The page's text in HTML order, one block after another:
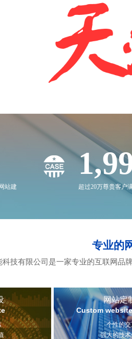
站建
超过20万尊贵客户
专业的
技有限公司是一家专业的互联网品
网站定
Custom
个性的
强大的技